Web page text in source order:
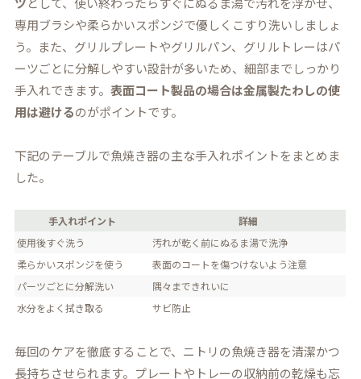
専用ブラシや柔らかいスポンジで優しくこすり洗いしましょ
う。また、グリルプレートやグリルパン、グリルトレーはパ
ーツごとに分解しやすい設計が多いため、細部までしっかり
手入れできます。表面コート製品の場合は金属製たわしの使
用は避けるのがポイントです。
下記のテーブルで魚焼き器の主な手入れポイントをまとめま
した。
手入れポイント
詳細
使用後すぐ洗う
汚れが乾く前にぬるま湯で洗浄
柔らかいスポンジを使う
表面のコートを傷つけないよう注意
パーツごとに分解洗い
隅々まできれいに
水分をよく拭き取る
サビ防止
毎回のケアを徹底することで、ニトリの魚焼き器を清潔かつ
長持ちさせられます。プレートやトレーの収納前の乾燥も忘